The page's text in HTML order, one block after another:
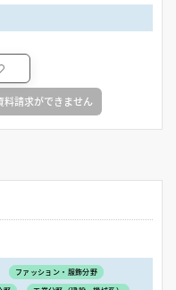
料請求ができません
ファッション・服飾分野